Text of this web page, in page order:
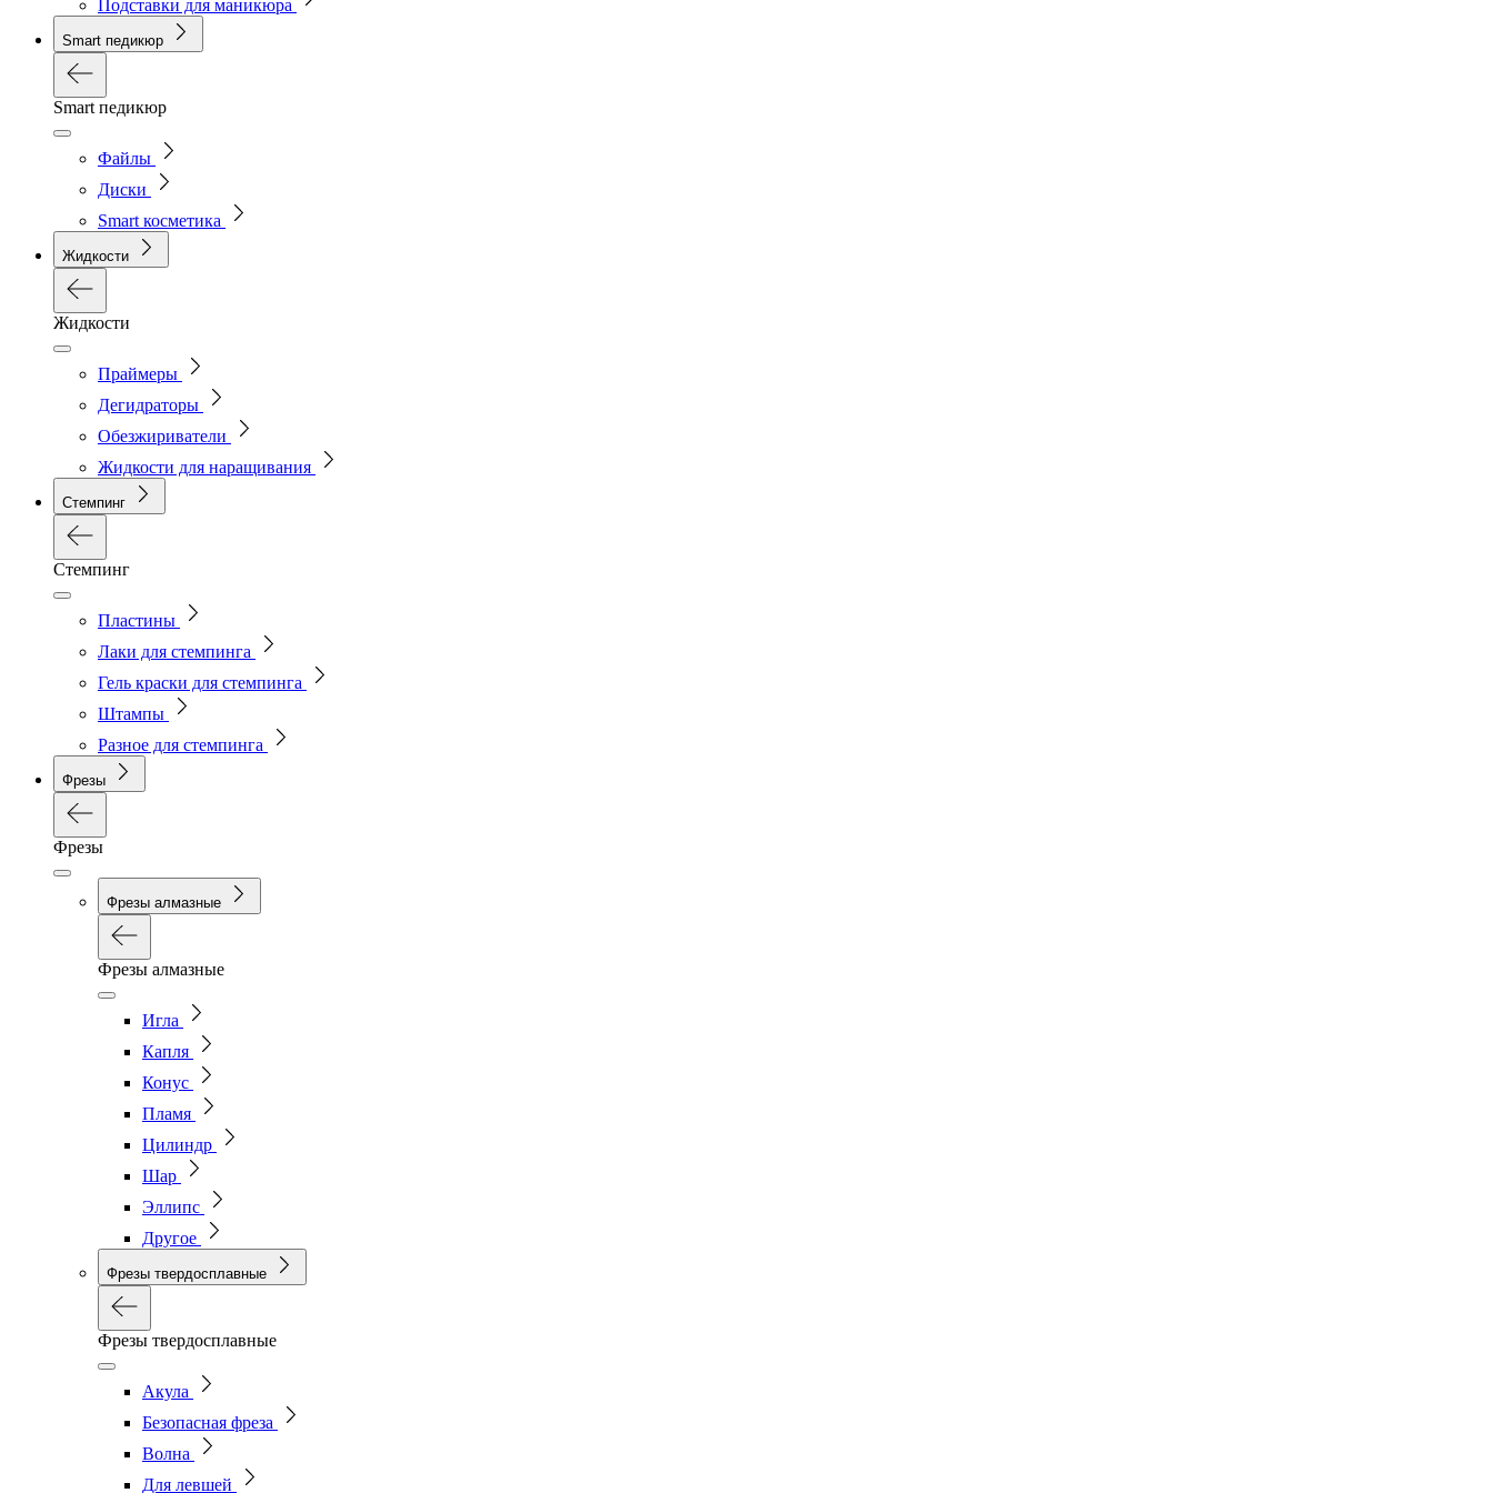
Подставки для маникюра
Smart педикюр
Smart педикюр
Файлы
Диски
Smart косметика
Жидкости
Жидкости
Праймеры
Дегидраторы
Обезжириватели
Жидкости для наращивания
Стемпинг
Стемпинг
Пластины
Лаки для стемпинга
Гель краски для стемпинга
Штампы
Разное для стемпинга
Фрезы
Фрезы
Фрезы алмазные
Фрезы алмазные
Игла
Капля
Конус
Пламя
Цилиндр
Шар
Эллипс
Другое
Фрезы твердосплавные
Фрезы твердосплавные
Акула
Безопасная фреза
Волна
Для левшей